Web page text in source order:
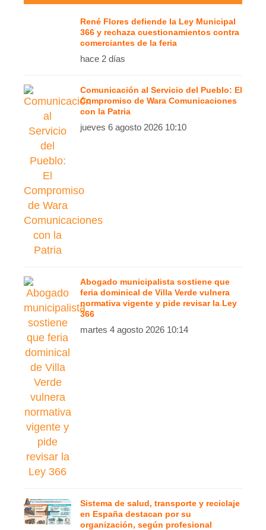
René Flores defiende la Ley Municipal
366 y rechaza cuestionamientos contra
comerciantes de la feria
hace 2 días
Comunicación al Servicio del Pueblo: El
Compromiso de Wara Comunicaciones
con la Patria
jueves 6 agosto 2026 10:10
Abogado municipalista sostiene que
feria dominical de Villa Verde vulnera
normativa vigente y pide revisar la Ley
366
martes 4 agosto 2026 10:14
Sistema de salud, transporte y reciclaje
en España destacan por su
organización, según profesional